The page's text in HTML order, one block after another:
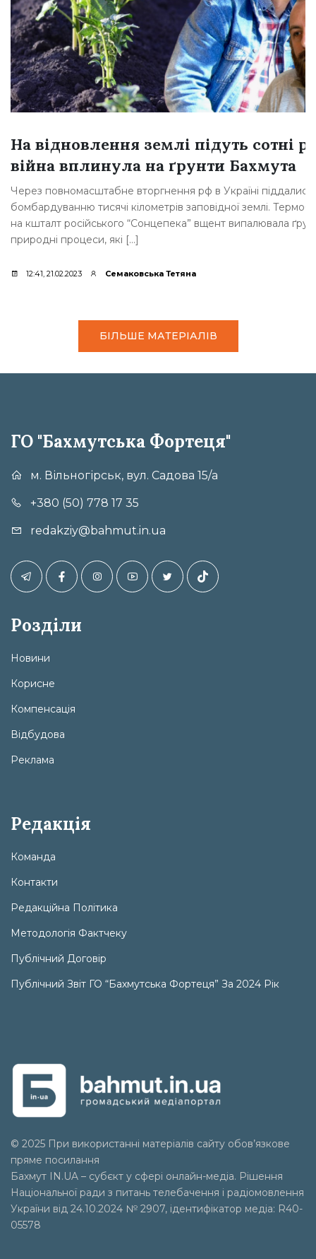
На відновлення землі підуть сотні
війна вплинула на ґрунти Бахмута
Через повномасштабне вторгнення рф в Україні піддалися
бомбардуванню тисячі кілометрів заповідної землі.
на кшталт російського “Сонцепека” вщент випалювала
природні процеси, які […]
12:41, 21.02.2023 Семаковська Тетяна
БІЛЬШЕ МАТЕРІАЛІВ
ГО "Бахмутська Фортеця"
м. Вільногірськ, вул. Садова 15/а
+380 (50) 778 17 35
redakziy@bahmut.in.ua
Розділи
Новини
Корисне
Компенсація
Відбудова
Реклама
Редакція
Команда
Контакти
Редакційна Політика
Методологія Фактчеку
Публічний Договір
Публічний Звіт ГО “Бахмутська Фортеця” За 2024 Рік
© 2025 При використанні матеріалів сайту обов’язкове
пряме посилання
Бахмут IN.UA – субєкт у сфері онлайн-медіа. Рішення
Національної ради з питань телебачення і радіомовлення
України від 24.10.2024 № 2907, ідентифікатор медіа: R40-
05578